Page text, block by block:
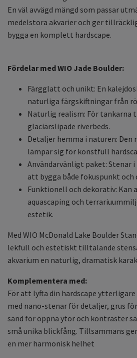
En väl avvägd mängd som passar
medelstora akvarier och ger
bygga en komplett hardscape.
Fördelar med WIO Jade Boulder:
Färgglatt och unikt: En
naturliga färgskiftningar från
Naturlig realism: För tankarna
glaciärslipade riverbeds.
Detaljer hemma i naturen:
lämpar sig för konstfull
Användarvänligt paket: Stenar
att bygga både fokuspunkt
Funktionell och dekorativ: Kan
aquascaping och
estetik.
Med WIO McDonald Lake Boulder
lekfull och estetiskt tilltalande
akvarium en naturlig, dramatisk
Komplementera med:
För att lyfta din hardscape
med nano-stenar för detaljer, grus
sand för öppna ytor och kontraster
små unika blickfång. Tillsammans
en mer harmonisk helhet